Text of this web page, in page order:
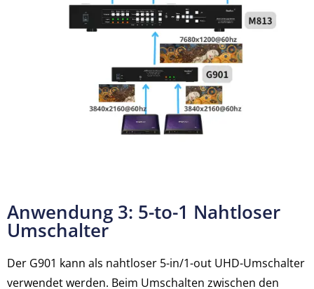
Anwendung 3: 5-to-1 Nahtloser
Umschalter
Der G901 kann als nahtloser 5-in/1-out UHD-Umschalter
verwendet werden. Beim Umschalten zwischen den